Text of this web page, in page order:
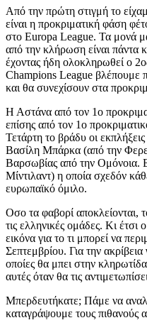
Aπό την πρώτη στιγμή το
είναι η προκριματική φάση
στο Europa League. Τα μονά
από την κλήρωση είναι πάντα
έχοντας ήδη ολοκληρωθεί ο
Champions League βλέπουμε
και θα συνεχίσουν στα
Η Αστάνα από τον 1ο
επίσης από τον 1ο
Τετάρτη το βράδυ οι
Βασίλη Μπάρκα (από την
Βαρσωβίας από την Ομόνοια.
Μίντιλαντ) η οποία σχεδόν
ευρωπαϊκό όμιλο.
Οσο τα φαβορί αποκλείονται,
τις ελληνικές ομάδες. Κι
εικόνα για το τι μπορεί να
Σεπτεμβρίου. Για την ακρίβεια
οποίες θα μπει στην
αυτές όταν θα τις
Μπερδευτήκατε; Πάμε να
καταγράψουμε τους πιθανούς